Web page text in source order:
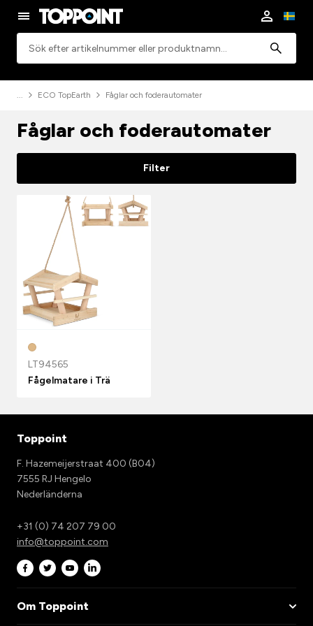
ECO TopEarth Fåglar och foderautomater
Fåglar och foderautomater
Filter
LT94565
Fågelmatare i Trä
Toppoint
F. Hazemeijerstraat 400 (B04)
7555 RJ Hengelo
Nederländerna
+31 (0) 74 207 79 00
info@toppoint.com
Om Toppoint